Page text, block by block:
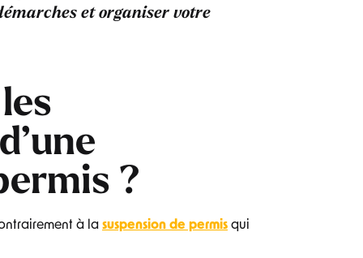
et organiser votre
?
à la suspension de permis qui